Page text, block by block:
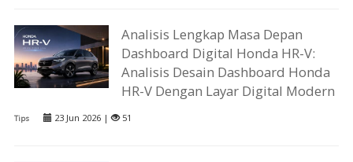
Analisis Lengkap Masa Depan
Dashboard Digital Honda HR-V:
Analisis Desain Dashboard Honda
HR-V Dengan Layar Digital Modern
Tips 23 Jun 2026 | 51